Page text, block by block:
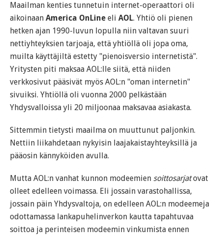
Maailman kenties tunnetuin internet-operaattori oli
aikoinaan America OnLine eli AOL. Yhtiö oli pienen
hetken ajan 1990-luvun lopulla niin valtavan suuri
nettiyhteyksien tarjoaja, että yhtiöllä oli jopa oma,
muilta käyttäjiltä estetty "pienoisversio internetistä".
Yritysten piti maksaa AOL:lle siitä, että niiden
verkkosivut pääsivät myös AOL:n "oman internetin"
sivuiksi. Yhtiöllä oli vuonna 2000 pelkästään
Yhdysvalloissa yli 20 miljoonaa maksavaa asiakasta.
Sittemmin tietysti maailma on muuttunut paljonkin.
Nettiin liikahdetaan nykyisin laajakaistayhteyksillä ja
pääosin kännyköiden avulla.
Mutta AOL:n vanhat kunnon modeemien soittosarjatovat
olleet edelleen voimassa. Eli jossain varastohallissa,
jossain päin Yhdysvaltoja, on edelleen AOL:n modeemeja
odottamassa lankapuhelinverkon kautta tapahtuvaa
soittoa ja perinteisen modeemin vinkumista ennen